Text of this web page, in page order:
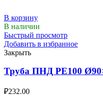
В корзину
В наличии
Быстрый просмотр
Добавить в избранное
Закрыть
Труба ПНД РЕ100
₽232.00